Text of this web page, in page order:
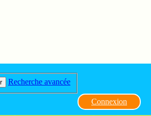
Recherche avancée
Connexion